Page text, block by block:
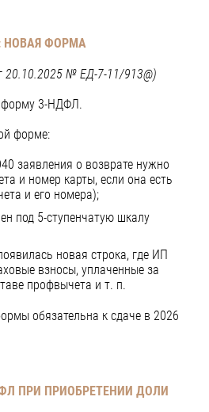
НОВАЯ ФОРМА
20.10.2025 № ЕД-7-11/913@)
форму 3-НДФЛ.
форме:
заявления о возврате нужно
и номер карты, если она есть
и его номера);
под 5-ступенчатую шкалу
новая строка, где ИП
взносы, уплаченные за
профвычета и т. п.
обязательна к сдаче в 2026
ПРИ ПРИОБРЕТЕНИИ ДОЛИ